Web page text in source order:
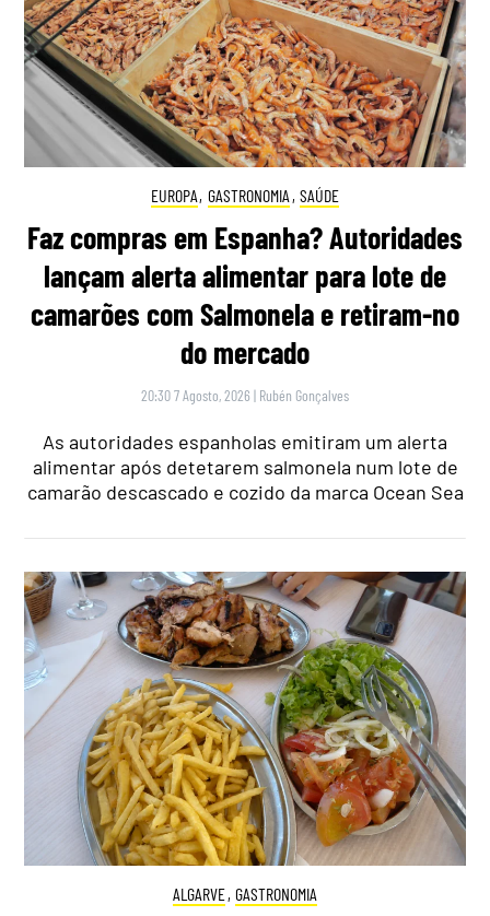
EUROPA, GASTRONOMIA , SAÚDE
Faz compras em Espanha? Autoridades
lançam alerta alimentar para lote de
camarões com Salmonela e retiram-no
do mercado
20:30 7 Agosto, 2026 | Rubén Gonçalves
As autoridades espanholas emitiram um alerta
alimentar após detetarem salmonela num lote de
camarão descascado e cozido da marca Ocean Sea
ALGARVE, GASTRONOMIA